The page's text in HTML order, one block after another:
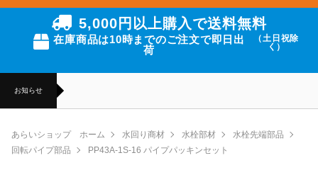
5,000円以上購入で送料無料
在庫商品は10時までのご注文で即日出
荷
（土日祝除
く）
お知らせ
あらいショップ ホーム 水回り商材 水栓部材
水栓先端部品
回転パイプ部品
PP43A-1S-16 パイプパッキンセット